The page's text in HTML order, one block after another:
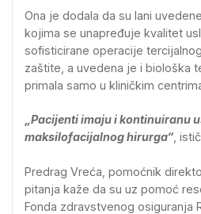
Ona je dodala da su lani
kojima se unapređuje kvalitet
sofisticirane operacije
zaštite, a uvedena je i biološka
primala samo u kliničkim
„Pacijenti imaju i kontinuiranu
maksilofacijalnog hirurga“ ,
Predrag Vreća, pomoćnik
pitanja kaže da su uz pomoć
Fonda zdravstvenog osiguranja